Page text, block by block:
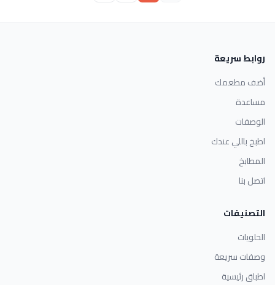
روابط سريعة
أضف مطعمك
مساعدة
الوصفات
اطبخ باللي عندك
المطابخ
اتصل بنا
التصنيفات
الحلويات
وصفات سريعة
اطباق رئيسية